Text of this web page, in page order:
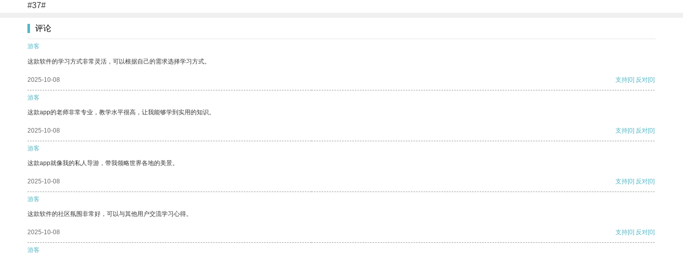
#37#
评论
游客
这款软件的学习方式非常灵活，可以根据自己的需求选择学习方式。
2025-10-08 支持[0] 反对[0]
游客
这款app的老师非常专业，教学水平很高，让我能够学到实用的知识。
2025-10-08 支持[0] 反对[0]
游客
这款app就像我的私人导游，带我领略世界各地的美景。
2025-10-08 支持[0] 反对[0]
游客
这款软件的社区氛围非常好，可以与其他用户交流学习心得。
2025-10-08 支持[0] 反对[0]
游客